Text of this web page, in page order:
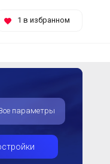
1 в избранном
параметры